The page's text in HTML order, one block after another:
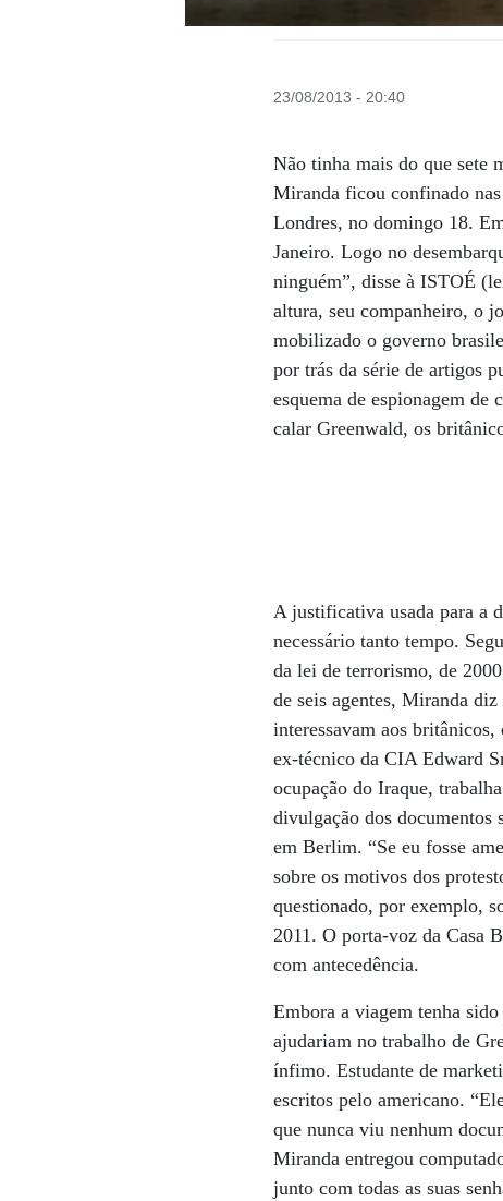
23/08/2013 - 20:40
Não tinha mais do que sete
Miranda ficou confinado
Londres, no domingo 18.
Janeiro. Logo no
ninguém”, disse à ISTOÉ
altura, seu companheiro, o
mobilizado o governo
por trás da série de artigos
esquema de espionagem de
calar Greenwald, os
A justificativa usada para a
necessário tanto tempo.
da lei de terrorismo, de
de seis agentes, Miranda
interessavam aos
ex-técnico da CIA Edward
ocupação do Iraque,
divulgação dos documentos
em Berlim. “Se eu fosse
sobre os motivos dos
questionado, por exemplo,
2011. O porta-voz da Casa
com antecedência.
Embora a viagem tenha
ajudariam no trabalho de
ínfimo. Estudante de
escritos pelo americano.
que nunca viu nenhum
Miranda entregou
junto com todas as suas